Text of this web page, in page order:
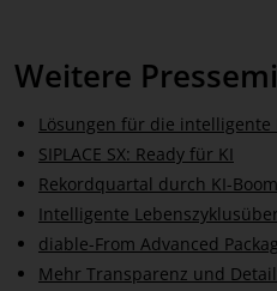
Weitere
Lösungen für die intelligente
SIPLACE SX: Ready für KI
Rekordquartal durch KI-Boom
Intelligente
diable-From Advanced
Mehr Transparenz und